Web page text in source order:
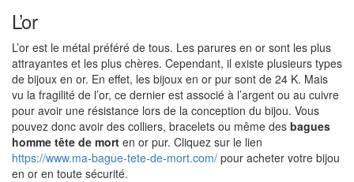
L’or
L’or est le métal préféré de tous. Les parures en or sont les plus
attrayantes et les plus chères. Cependant, il existe plusieurs types
de bijoux en or. En effet, les bijoux en or pur sont de 24 K. Mais
vu la fragilité de l’or, ce dernier est associé à l’argent ou au cuivre
pour avoir une résistance lors de la conception du bijou. Vous
pouvez donc avoir des colliers, bracelets ou même des bagues
homme tête de mort en or pur. Cliquez sur le lien
https://www.ma-bague-tete-de-mort.com/ pour acheter votre bijou
en or en toute sécurité.